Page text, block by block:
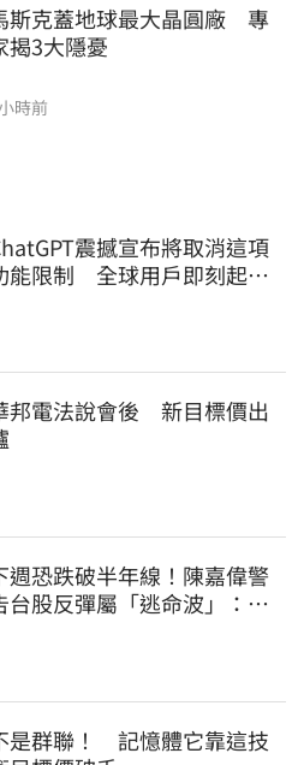
斯克蓋地球最大晶圓廠　專
揭3大隱憂
時前
震撼宣布將取消這項
能限制 全球用戶即刻起
邦電法說會後 新目標價出
週恐跌破半年線！陳嘉偉警
台股反彈屬「逃命波」：空
是群聯！ 記憶體它靠這技